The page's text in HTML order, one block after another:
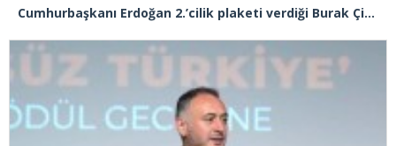
Cumhurbaşkanı Erdoğan 2.’cilik plaketi verdiği Burak Çifci’den Ataşehir seçimlerini kazanma sözünü aldı